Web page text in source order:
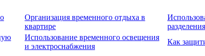
Организация временного отдыха в
квартире
Использование временного освещения
и электроснабжения
Как